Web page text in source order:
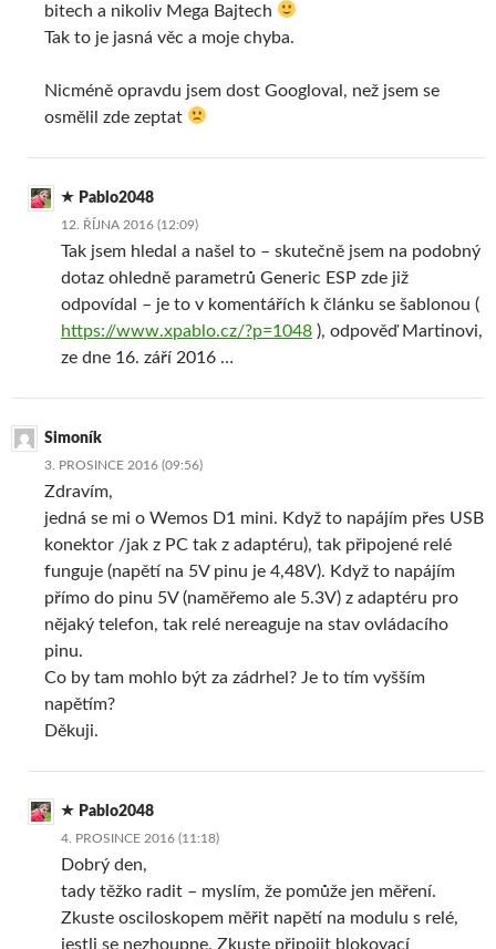
bitech a nikoliv Mega Bajtech
Tak to je jasná věc a moje chyba.
Nicméně opravdu jsem dost Googloval, než jsem se
osmělil zde zeptat
Pablo2048
12. ŘÍJNA 2016 (12:09)
Tak jsem hledal a našel to – skutečně jsem na podobný
dotaz ohledně parametrů Generic ESP zde již
odpovídal – je to v komentářích k článku se šablonou (
https://www.xpablo.cz/?p=1048 ), odpověď Martinovi,
ze dne 16. září 2016 …
Simoník
3. PROSINCE 2016 (09:56)
Zdravím,
jedná se mi o Wemos D1 mini. Když to napájím přes USB
konektor /jak z PC tak z adaptéru), tak připojené relé
funguje (napětí na 5V pinu je 4,48V). Když to napájím
přímo do pinu 5V (naměřemo ale 5.3V) z adaptéru pro
nějaký telefon, tak relé nereaguje na stav ovládacího
pinu.
Co by tam mohlo být za zádrhel? Je to tím vyšším
napětím?
Děkuji.
Pablo2048
4. PROSINCE 2016 (11:18)
Dobrý den,
tady těžko radit – myslím, že pomůže jen měření.
Zkuste osciloskopem měřit napětí na modulu s relé,
jestli se nezhoupne. Zkuste připojit blokovací